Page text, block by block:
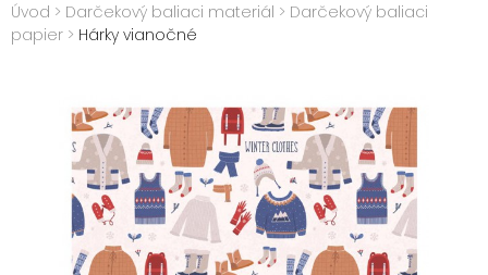
Úvod > Darčekový baliaci materiál > Darčekový baliaci
papier > Hárky vianočné